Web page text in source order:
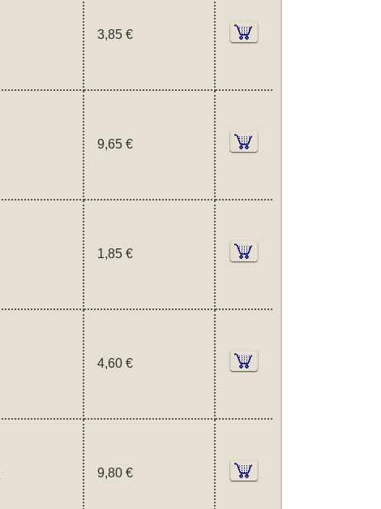
3,85 €
9,65 €
1,85 €
4,60 €
9,80 €